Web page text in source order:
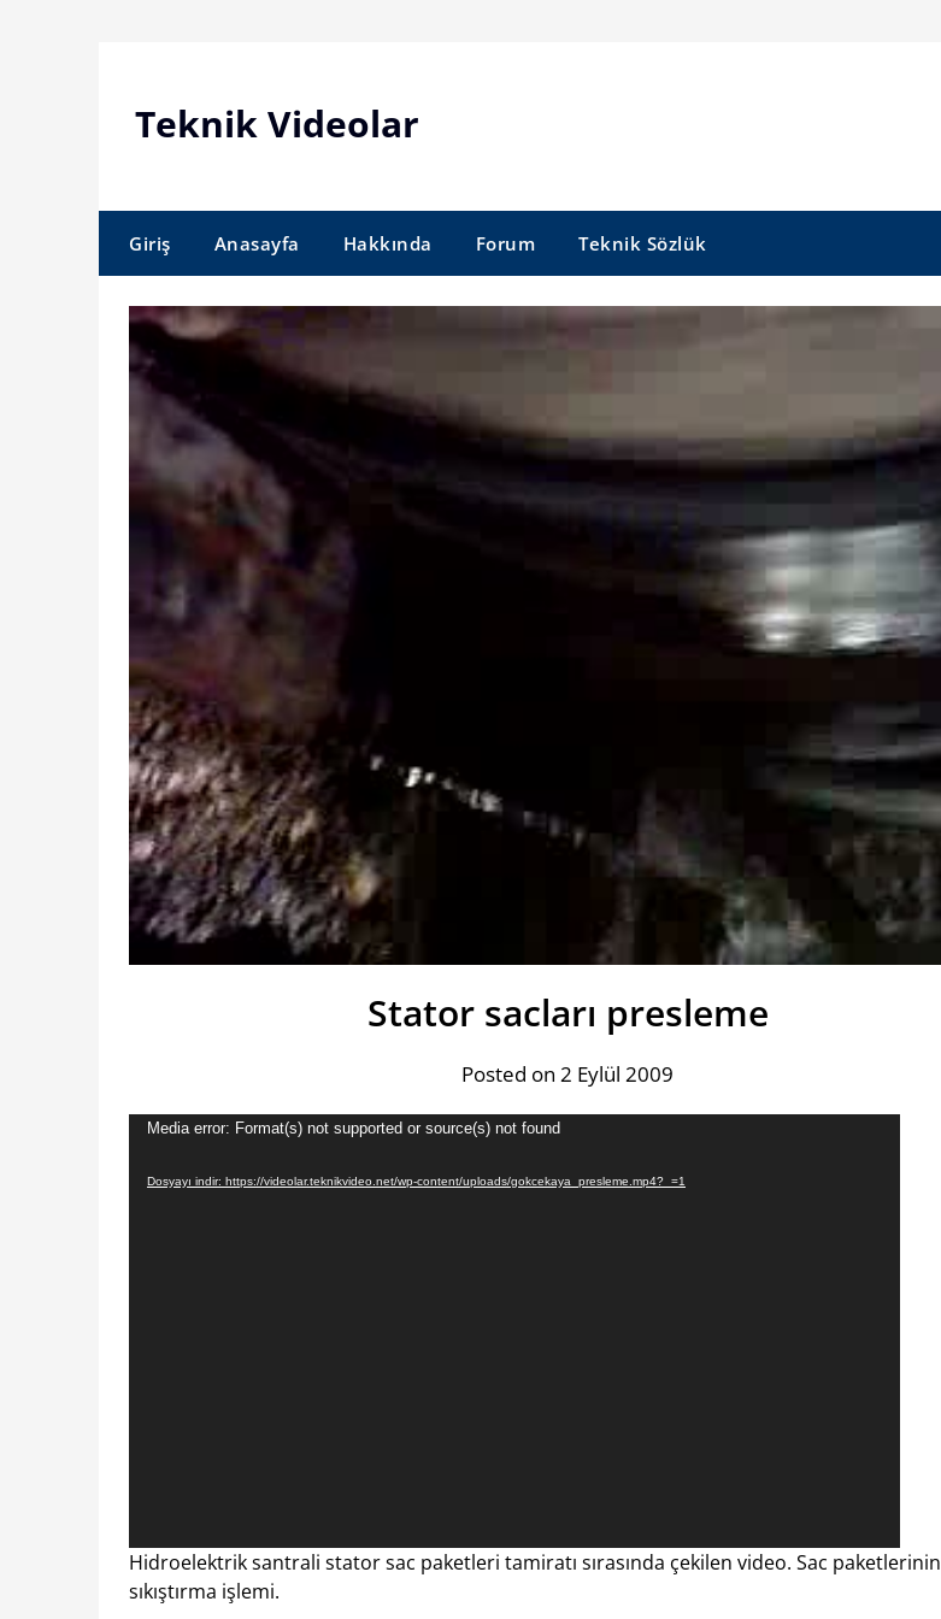
Teknik Videolar
Giriş Anasayfa Hakkında Forum Teknik Sözlük
Stator sacları presleme
Posted on 2 Eylül 2009
Video
Media error: Format(s) not supported or source(s) not found
Dosyayı indir: https://videolar.teknikvideo.net/wp-content/uploads/gokcekaya_presleme.mp4?_=1
Hidroelektrik santrali stator sac paketleri tamiratı sırasında çekilen video. Sac paketlerinin
sıkıştırma işlemi.